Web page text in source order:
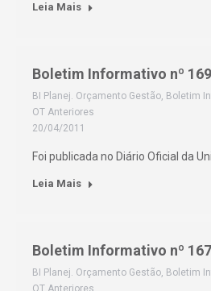
Leia Mais
Boletim Informativo nº
BI Planej. Orçamento Gestão, Boletim
OT Anteriores
20/04/2011
Foi publicada no Diário Oficial da
Leia Mais
Boletim Informativo nº
BI Planej. Orçamento Gestão, Boletim
OT Anteriores